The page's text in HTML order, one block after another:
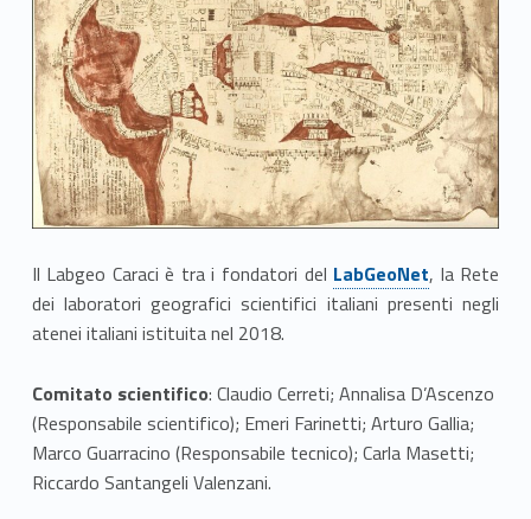
c
a
r
t
o
g
r
a
f
i
c
Il Labgeo Caraci è tra i fondatori del Link identifier #identifier__4210-1LabGeoNet, la Rete
dei laboratori geografici scientifici italiani presenti negli
atenei italiani istituita nel 2018.
Comitato scientifico: Claudio Cerreti; Annalisa D’Ascenzo
(Responsabile scientifico); Emeri Farinetti; Arturo Gallia;
Marco Guarracino (Responsabile tecnico); Carla Masetti;
Riccardo Santangeli Valenzani.